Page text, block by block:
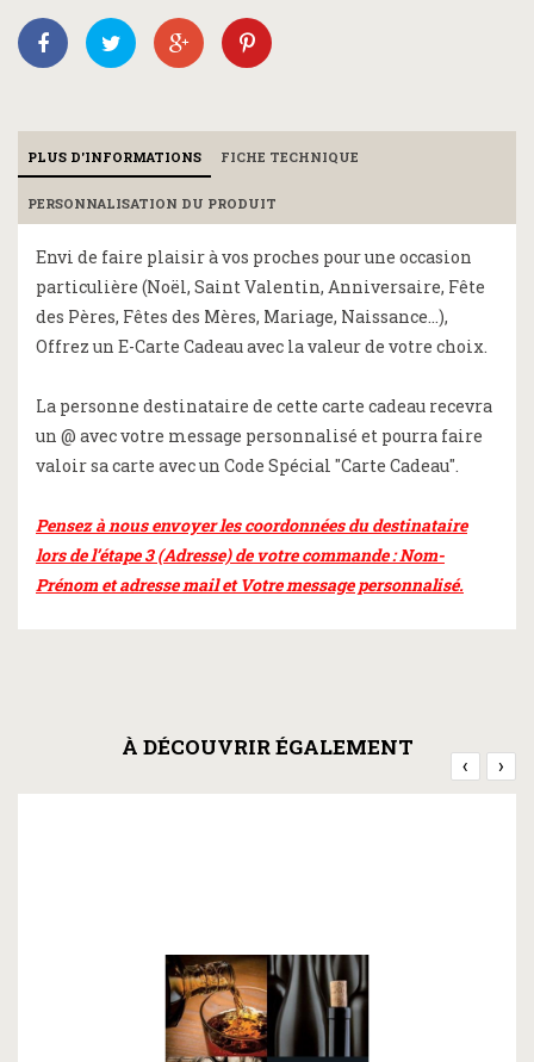
PLUS D'INFORMATIONS FICHE TECHNIQUE
PERSONNALISATION DU PRODUIT
Envi de faire plaisir à vos proches pour une occasion
particulière (Noël, Saint Valentin, Anniversaire, Fête
des Pères, Fêtes des Mères, Mariage, Naissance...),
Offrez un E-Carte Cadeau avec la valeur de votre choix.
La personne destinataire de cette carte cadeau recevra
un @ avec votre message personnalisé et pourra faire
valoir sa carte avec un Code Spécial "Carte Cadeau".
Pensez à nous envoyer les coordonnées du destinataire
lors de l’étape 3 (Adresse) de votre commande : Nom-
Prénom et adresse mail et Votre message personnalisé.
À DÉCOUVRIR ÉGALEMENT
‹ ›